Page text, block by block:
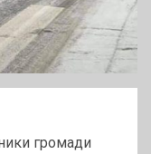
громади